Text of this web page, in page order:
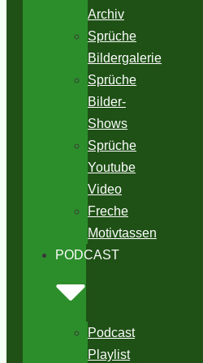
Archiv
Sprüche
Bildergalerie
Sprüche
Bilder-
Shows
Sprüche
Youtube
Video
Freche
Motivtassen
PODCAST
Podcast
Playlist